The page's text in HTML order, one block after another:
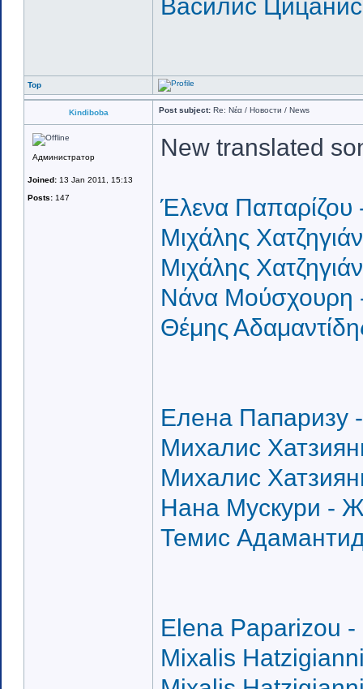
Василис
Top
Kindiboba Post subject: Re: Νέα / Новости / News
Администратор
Joined: 13 Jan 2011, 15:13
Posts: 147
New translated
Έλενα Παπαρίζου
Μιχάλης
Μιχάλης
Νάνα Μούσχουρη -
Θέμης
Елена Папаризу
Михалис
Михалис
Нана Мускури -
Темис
Elena Paparizou
Mixalis